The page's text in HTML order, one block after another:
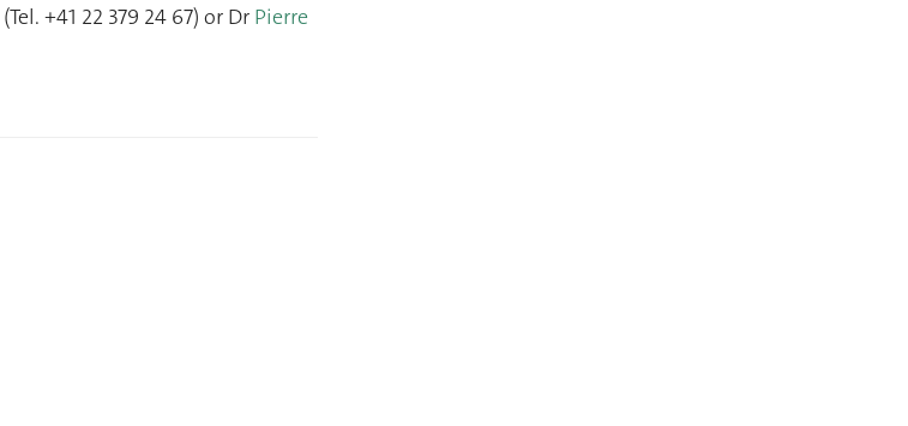
(Tel. +41 22 379 24 67) or Dr Pierre